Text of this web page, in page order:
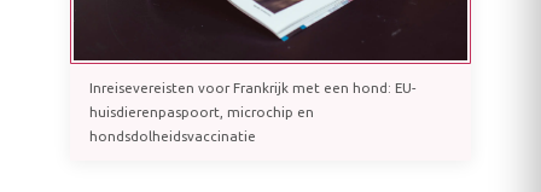
Inreisevereisten voor Frankrijk met een hond: EU-
huisdierenpaspoort, microchip en
hondsdolheidsvaccinatie